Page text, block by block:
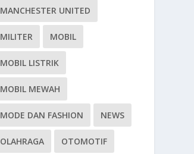
MANCHESTER UNITED
MILITER MOBIL
MOBIL LISTRIK
MOBIL MEWAH
MODE DAN FASHION NEWS
OLAHRAGA OTOMOTIF